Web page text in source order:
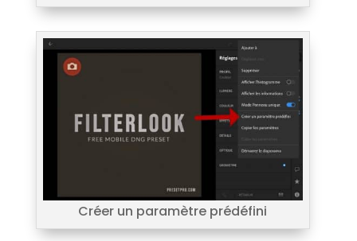
Créer un paramètre prédéfini